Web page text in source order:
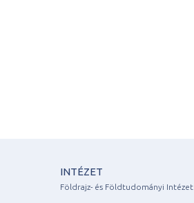
INTÉZET
Földrajz- és Földtudományi Intézet